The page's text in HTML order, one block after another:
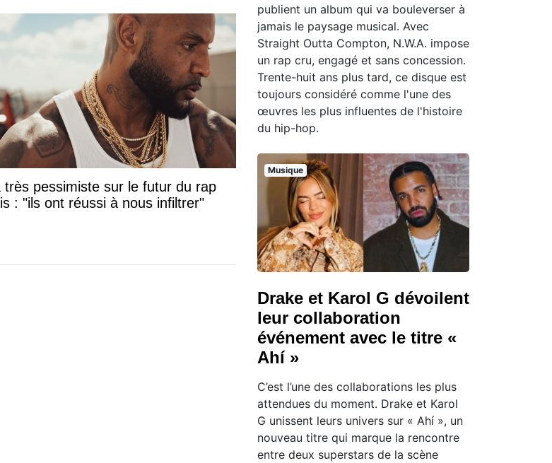
très pessimiste sur le futur du rap
: "ils ont réussi à nous infiltrer"
publient un album qui va bouleverser à
jamais le paysage musical. Avec
Straight Outta Compton, N.W.A. impose
un rap cru, engagé et sans concession.
Trente-huit ans plus tard, ce disque est
toujours considéré comme l'une des
œuvres les plus influentes de l'histoire
du hip-hop.
Musique
Drake et Karol G dévoilent
leur collaboration
événement avec le titre «
Ahí »
C’est l’une des collaborations les plus
attendues du moment. Drake et Karol
G unissent leurs univers sur « Ahí », un
nouveau titre qui marque la rencontre
entre deux superstars de la scène